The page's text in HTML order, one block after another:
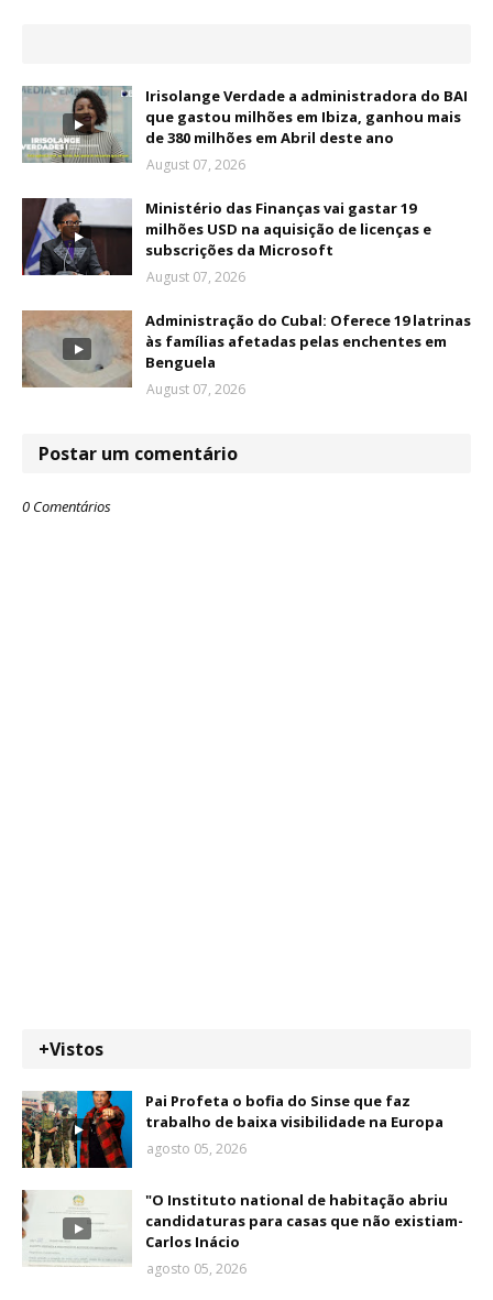
Irisolange Verdade a administradora do BAI
que gastou milhões em Ibiza, ganhou mais
de 380 milhões em Abril deste ano
August 07, 2026
Ministério das Finanças vai gastar 19
milhões USD na aquisição de licenças e
subscrições da Microsoft
August 07, 2026
Administração do Cubal: Oferece 19 latrinas
às famílias afetadas pelas enchentes em
Benguela
August 07, 2026
Postar um comentário
0 Comentários
+Vistos
Pai Profeta o bofia do Sinse que faz
trabalho de baixa visibilidade na Europa
agosto 05, 2026
"O Instituto national de habitação abriu
candidaturas para casas que não existiam-
Carlos Inácio
agosto 05, 2026